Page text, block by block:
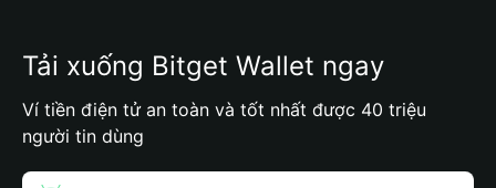
Tải xuống Bitget Wallet ngay
Ví tiền điện tử an toàn và tốt nhất được 40 triệu
người tin dùng